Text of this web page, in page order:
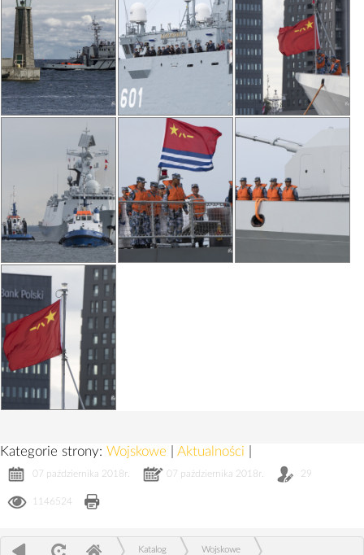
Kategorie strony: Wojskowe Aktualności
07 października 2018r. 07 października 2018r. 29
1146524
Katalog Wojskowe